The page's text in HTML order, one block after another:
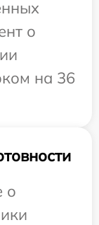
о
на 36
о